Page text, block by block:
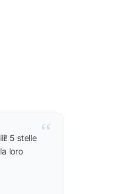
“
5 stelle
loro